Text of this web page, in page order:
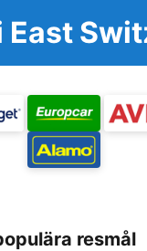
East
resmål